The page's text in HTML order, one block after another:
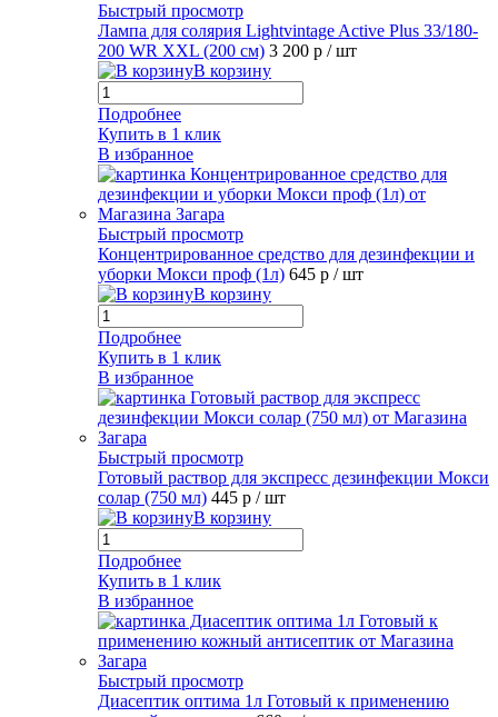
Быстрый просмотр
Лампа для солярия Lightvintage Active Plus 33/180-
200 WR XXL (200 см) 3 200 р / шт
В корзину
Подробнее
Купить в 1 клик
В избранное
Быстрый просмотр
Концентрированное средство для дезинфекции и
уборки Мокси проф (1л) 645 р / шт
В корзину
Подробнее
Купить в 1 клик
В избранное
Быстрый просмотр
Готовый раствор для экспресс дезинфекции Мокси
солар (750 мл) 445 р / шт
В корзину
Подробнее
Купить в 1 клик
В избранное
Быстрый просмотр
Диасептик оптима 1л Готовый к применению